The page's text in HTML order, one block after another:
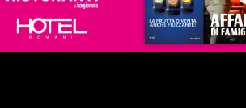
Hoteldomani